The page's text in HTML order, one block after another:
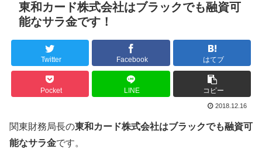
東和カード株式会社はブラックでも融資可
能なサラ金です！
Twitter Facebook はてブ
Pocket LINE コピー
2018.12.16
関東財務局長の東和カード株式会社はブラックでも融資可
能なサラ金です。